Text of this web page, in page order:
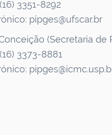
3351-8292
pipges@ufscar.br
(Secretaria de
3373-8881